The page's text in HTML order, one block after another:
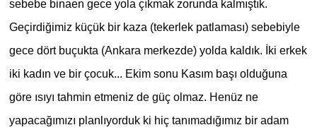
sebebe binaen gece yola çıkmak zorunda kalmıştık.
Geçirdiğimiz küçük bir kaza (tekerlek patlaması) sebebiyle
gece dört buçukta (Ankara merkezde) yolda kaldık. İki erkek
iki kadın ve bir çocuk... Ekim sonu Kasım başı olduğuna
göre ısıyı tahmin etmeniz de güç olmaz. Henüz ne
yapacağımızı planlıyorduk ki hiç tanımadığımız bir adam